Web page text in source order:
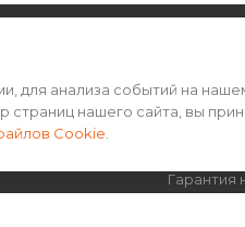
Условия
Гарантия
для анализа событий на
нашего сайта, вы
Cookie